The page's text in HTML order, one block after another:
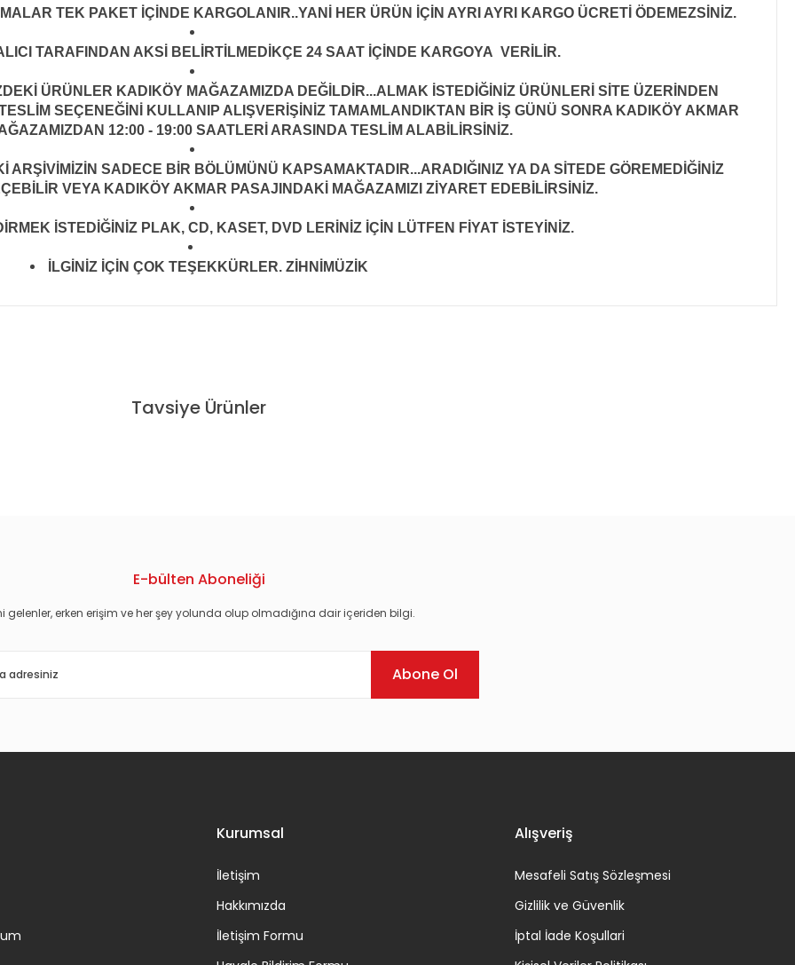
TEK PAKET İÇİNDE KARGOLANIR..YANİ HER ÜRÜN İÇİN AYRI AYRI KARGO ÜCRETİ ÖDEMEZSİNİZ.
TARAFINDAN AKSİ BELİRTİLMEDİKÇE 24 SAAT İÇİNDE KARGOYA VERİLİR.
ÜRÜNLER KADIKÖY MAĞAZAMIZDA DEĞİLDİR...ALMAK İSTEDİĞİNİZ ÜRÜNLERİ SİTE ÜZERİNDEN
SEÇENEĞİNİ KULLANIP ALIŞVERİŞİNİZ TAMAMLANDIKTAN BİR İŞ GÜNÜ SONRA KADIKÖY AKMAR
12:00 - 19:00 SAATLERİ ARASINDA TESLİM ALABİLİRSİNİZ.
ARŞİVİMİZİN SADECE BİR BÖLÜMÜNÜ KAPSAMAKTADIR...ARADIĞINIZ YA DA SİTEDE GÖREMEDİĞİNİZ
VEYA KADIKÖY AKMAR PASAJINDAKİ MAĞAZAMIZI ZİYARET EDEBİLİRSİNİZ.
İSTEDİĞİNİZ PLAK, CD, KASET, DVD LERİNİZ İÇİN LÜTFEN FİYAT İSTEYİNİZ.
İLGİNİZ İÇİN ÇOK TEŞEKKÜRLER. ZİHNİMÜZİK
Tavsiye Ürünler
E-bülten Aboneliği
gelenler, erken erişim ve her şey yolunda olup olmadığına dair içeriden bilgi.
Abone Ol
Kurumsal
İletişim
Hakkımızda
İletişim Formu
Alışveriş
Mesafeli Satış Sözleşmesi
Gizlilik ve Güvenlik
İptal İade Koşullari